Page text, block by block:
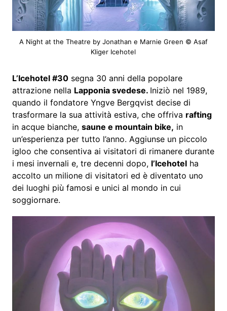
A Night at the Theatre by Jonathan e Marnie Green © Asaf
Kliger Icehotel
L’Icehotel #30segna 30 anni della popolare
attrazione nella Lapponia svedese. Iniziò nel 1989,
quando il fondatore Yngve Bergqvist decise di
trasformare la sua attività estiva, che offriva rafting
in acque bianche, saune e mountain bike, in
un’esperienza per tutto l’anno. Aggiunse un piccolo
igloo che consentiva ai visitatori di rimanere durante
i mesi invernali e, tre decenni dopo, l’Icehotelha
accolto un milione di visitatori ed è diventato uno
dei luoghi più famosi e unici al mondo in cui
soggiornare.